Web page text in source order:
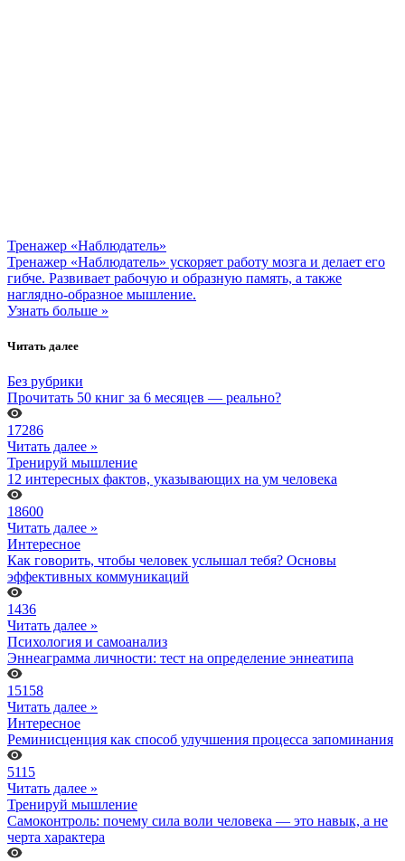
Тренажер «Наблюдатель»
Тренажер «Наблюдатель» ускоряет работу мозга и делает его
гибче. Развивает рабочую и образную память, а также
наглядно-образное мышление.
Узнать больше »
Читать далее
Без рубрики
Прочитать 50 книг за 6 месяцев — реально?
17286
Читать далее »
Тренируй мышление
12 интересных фактов, указывающих на ум человека
18600
Читать далее »
Интересное
Как говорить, чтобы человек услышал тебя? Основы
эффективных коммуникаций
1436
Читать далее »
Психология и самоанализ
Эннеаграмма личности: тест на определение эннеатипа
15158
Читать далее »
Интересное
Реминисценция как способ улучшения процесса запоминания
5115
Читать далее »
Тренируй мышление
Самоконтроль: почему сила воли человека — это навык, а не
черта характера